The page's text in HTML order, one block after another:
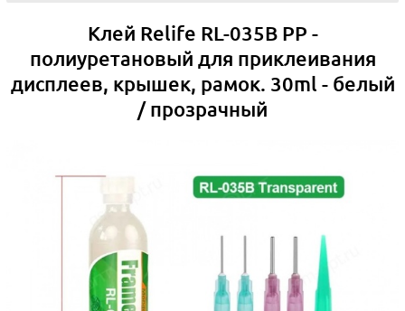
Клей Relife RL-035B PP -
полиуретановый для приклеивания
дисплеев, крышек, рамок. 30ml - белый
/ прозрачный